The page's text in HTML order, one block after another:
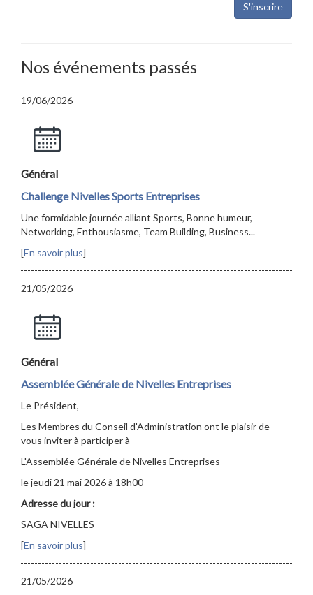
S'inscrire
Nos événements passés
19/06/2026
Général
Challenge Nivelles Sports Entreprises
Une formidable journée alliant Sports, Bonne humeur,
Networking, Enthousiasme, Team Building, Business...
[En savoir plus]
21/05/2026
Général
Assemblée Générale de Nivelles Entreprises
Le Président,
Les Membres du Conseil d'Administration ont le plaisir de
vous inviter à participer à
L'Assemblée Générale de Nivelles Entreprises
le jeudi 21 mai 2026 à 18h00
Adresse du jour :
SAGA NIVELLES
[En savoir plus]
21/05/2026